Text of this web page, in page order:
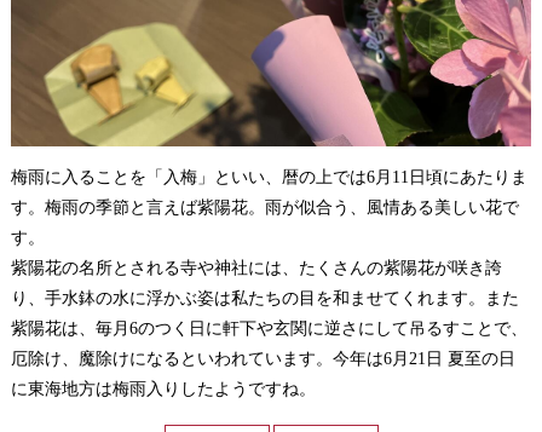
梅雨に入ることを「入梅」といい、暦の上では6月11日頃にあたりま
す。 梅雨の季節と言えば紫陽花。雨が似合う、風情ある美しい花で
す。
紫陽花の名所とされる寺や神社には、たくさんの紫陽花が咲き誇
り、手水鉢の水に浮かぶ姿は私たちの目を和ませてくれます。
また
紫陽花は、毎月6のつく日に軒下や玄関に逆さにして吊るすことで、
厄除け、魔除けになるといわれています。 今年は6月21日 夏至の日
に東海地方は梅雨入りしたようですね。